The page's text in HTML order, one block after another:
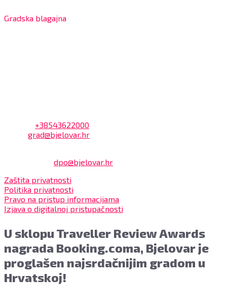
Gradska blagajna
+38543622000
grad@bjelovar.hr
dpo@bjelovar.hr
Zaštita privatnosti
Politika privatnosti
Pravo na pristup informacijama
Izjava o digitalnoj pristupačnosti
U sklopu Traveller Review Awards
nagrada Booking.coma, Bjelovar je
proglašen najsrdačnijim gradom u
Hrvatskoj!